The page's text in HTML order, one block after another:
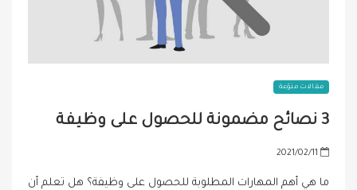
مقالات منوّعة
3 نصائح مضمونة للحصول على وظيفة
P
2021/02/11
ما هي أهم المهارات المطلوبة للحصول على وظيفة؟ هل تعلم أن